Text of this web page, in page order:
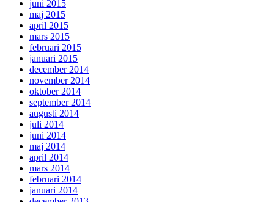
juni 2015
maj 2015
april 2015
mars 2015
februari 2015
januari 2015
december 2014
november 2014
oktober 2014
september 2014
augusti 2014
juli 2014
juni 2014
maj 2014
april 2014
mars 2014
februari 2014
januari 2014